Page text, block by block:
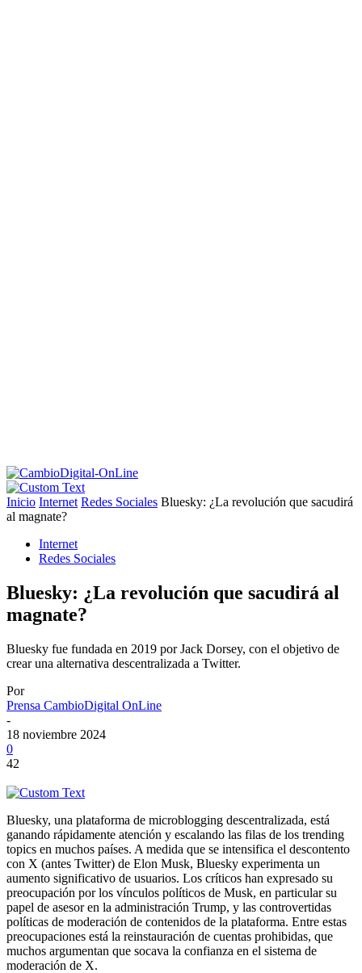
Inicio Internet Redes Sociales Bluesky: ¿La revolución que sacudirá
al magnate?
Internet
Redes Sociales
Bluesky: ¿La revolución que sacudirá al
magnate?
Bluesky fue fundada en 2019 por Jack Dorsey, con el objetivo de
crear una alternativa descentralizada a Twitter.
Por
Prensa CambioDigital OnLine
-
18 noviembre 2024
0
42
Bluesky, una plataforma de microblogging descentralizada, está
ganando rápidamente atención y escalando las filas de los trending
topics en muchos países. A medida que se intensifica el descontento
con X (antes Twitter) de Elon Musk, Bluesky experimenta un
aumento significativo de usuarios. Los críticos han expresado su
preocupación por los vínculos políticos de Musk, en particular su
papel de asesor en la administración Trump, y las controvertidas
políticas de moderación de contenidos de la plataforma. Entre estas
preocupaciones está la reinstauración de cuentas prohibidas, que
muchos argumentan que socava la confianza en el sistema de
moderación de X.